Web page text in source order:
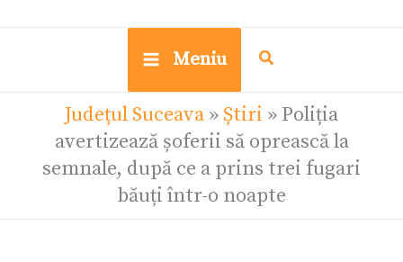
Meniu
Județul Suceava » Știri » Poliția
avertizează șoferii să oprească la
semnale, după ce a prins trei fugari
băuți într-o noapte